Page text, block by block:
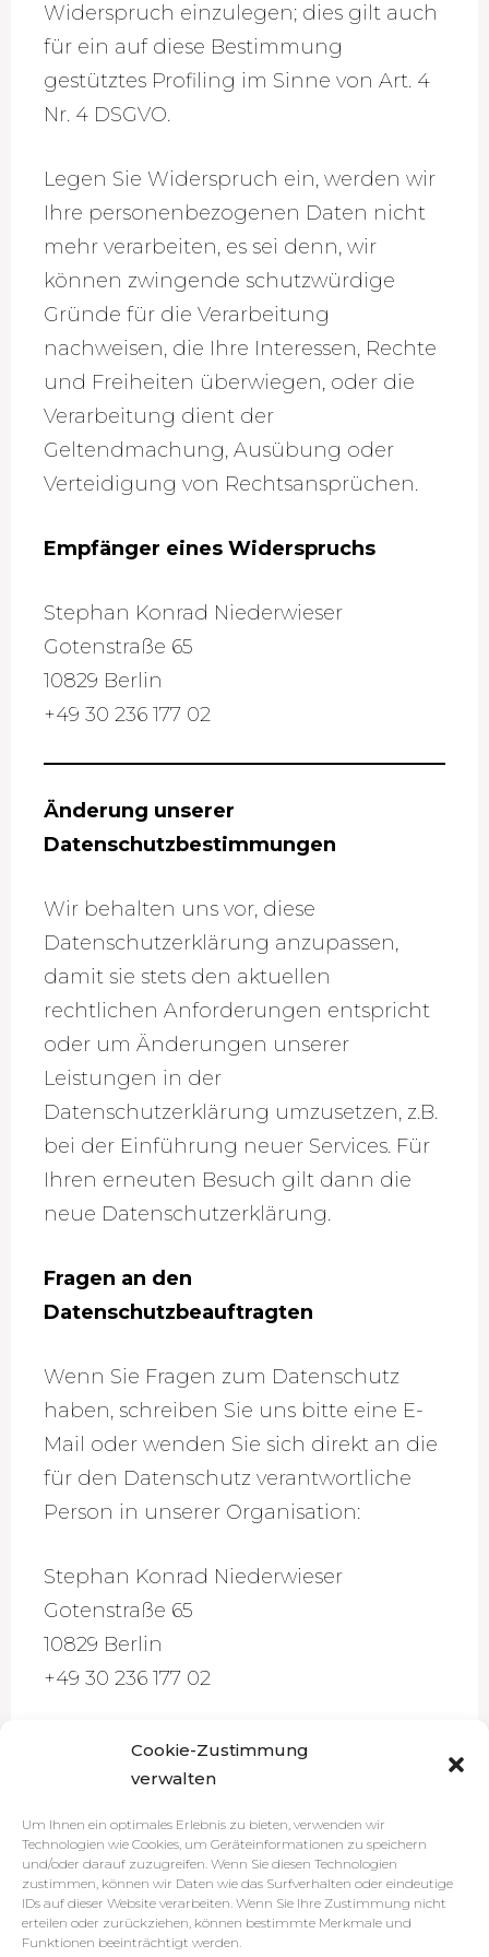
Cookie-Zustimmung
verwalten
Um Ihnen ein optimales Erlebnis zu bieten, verwenden wir
Technologien wie Cookies, um Geräteinformationen zu speichern
und/oder darauf zuzugreifen. Wenn Sie diesen Technologien
zustimmen, können wir Daten wie das Surfverhalten oder eindeutige
IDs auf dieser Website verarbeiten. Wenn Sie Ihre Zustimmung nicht
erteilen oder zurückziehen, können bestimmte Merkmale und
Funktionen beeinträchtigt werden.
Widerspruch einzulegen; dies gilt auch
für ein auf diese Bestimmung
gestütztes Profiling im Sinne von Art. 4
Nr. 4 DSGVO.
Legen Sie Widerspruch ein, werden wir
Ihre personenbezogenen Daten nicht
mehr verarbeiten, es sei denn, wir
können zwingende schutzwürdige
Gründe für die Verarbeitung
nachweisen, die Ihre Interessen, Rechte
und Freiheiten überwiegen, oder die
Verarbeitung dient der
Geltendmachung, Ausübung oder
Verteidigung von Rechtsansprüchen.
Empfänger eines Widerspruchs
Stephan Konrad Niederwieser
Gotenstraße 65
10829 Berlin
+49 30 236 177 02
Änderung unserer
Datenschutzbestimmungen
Wir behalten uns vor, diese
Datenschutzerklärung anzupassen,
damit sie stets den aktuellen
rechtlichen Anforderungen entspricht
oder um Änderungen unserer
Leistungen in der
Datenschutzerklärung umzusetzen, z.B.
bei der Einführung neuer Services. Für
Ihren erneuten Besuch gilt dann die
neue Datenschutzerklärung.
Fragen an den
Datenschutzbeauftragten
Wenn Sie Fragen zum Datenschutz
haben, schreiben Sie uns bitte eine E-
Mail oder wenden Sie sich direkt an die
für den Datenschutz verantwortliche
Person in unserer Organisation:
Stephan Konrad Niederwieser
Gotenstraße 65
10829 Berlin
+49 30 236 177 02
Die Datenschutzerklärung wurde
mithilfe der activeMind AG erstellt, den
Datenschutzbeauftragte(Version #2020-
09-30).